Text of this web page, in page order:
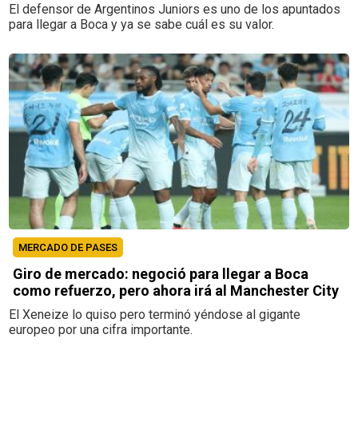
El defensor de Argentinos Juniors es uno de los apuntados
para llegar a Boca y ya se sabe cuál es su valor.
MERCADO DE PASES
Giro de mercado: negoció para llegar a Boca
como refuerzo, pero ahora irá al Manchester City
El Xeneize lo quiso pero terminó yéndose al gigante
europeo por una cifra importante.